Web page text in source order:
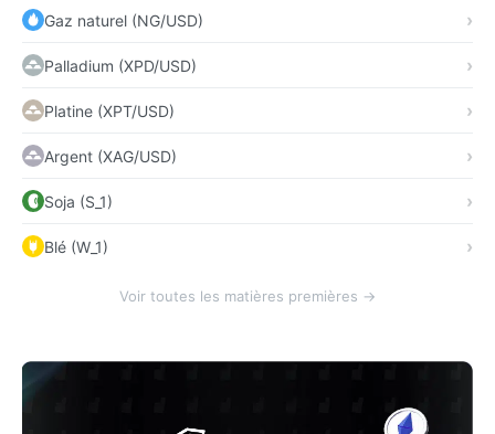
Gaz naturel (NG/USD)
Palladium (XPD/USD)
Platine (XPT/USD)
Argent (XAG/USD)
Soja (S_1)
Blé (W_1)
Voir toutes les matières premières →